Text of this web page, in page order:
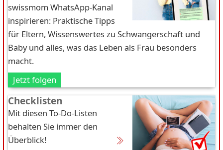
swissmom WhatsApp-Kanal
inspirieren: Praktische Tipps
für Eltern, Wissenswertes zu Schwangerschaft und
Baby und alles, was das Leben als Frau besonders
macht.
Jetzt folgen
Checklisten
Mit diesen To-Do-Listen
behalten Sie immer den
Überblick!